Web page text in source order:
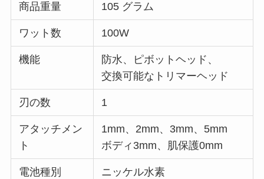
商品重量 105 グラム
ワット数 100W
機能
防水、ピボットヘッド、
交換可能なトリマーヘッド
刃の数 1
アタッチメン
ト
1mm、2mm、3mm、5mm
ボディ3mm、肌保護0mm
電池種別 ‎ニッケル水素